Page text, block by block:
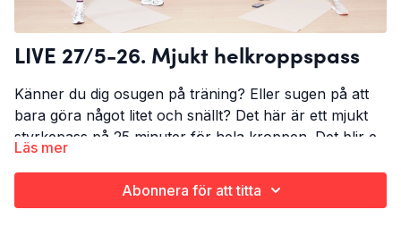
LIVE 27/5-26. Mjukt helkroppspass
Känner du dig osugen på träning? Eller sugen på att
bara göra något litet och snällt? Det här är ett mjukt
styrkepass på 25 minuter för hela kroppen. Det blir ett
skönt avbrott under arbetsdagen för att fylla på med
ny energi. Och kanske speciellt för dig som tappat
taget om träningen och vill mjukstarta igen.
The details:
Styrketräning - kom igång
Läs mer
Abonnera för att titta